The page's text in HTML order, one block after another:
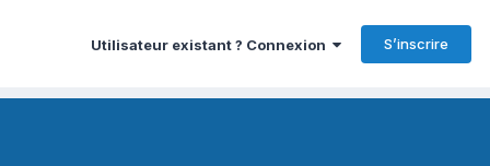
Utilisateur existant ? Connexion S’inscrire